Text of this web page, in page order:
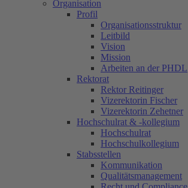
Organisation
Profil
Organisationsstruktur
Leitbild
Vision
Mission
Arbeiten an der PHDL
Rektorat
Rektor Reitinger
Vizerektorin Fischer
Vizerektorin Zehetner
Hochschulrat & -kollegium
Hochschulrat
Hochschulkollegium
Stabsstellen
Kommunikation
Qualitätsmanagement